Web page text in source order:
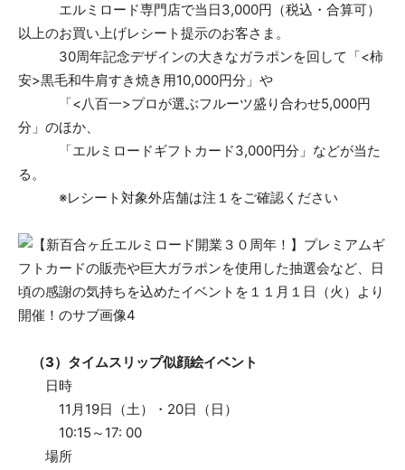
エルミロード専門店で当日3,000円（税込・合算可）
以上のお買い上げレシート提示のお客さま。
30周年記念デザインの大きなガラポンを回して「<柿
安>黒毛和牛肩すき焼き用10,000円分」や
「<八百一>プロが選ぶフルーツ盛り合わせ5,000円
分」のほか、
「エルミロードギフトカード3,000円分」などが当た
る。
※レシート対象外店舗は注１をご確認ください
（3）タイムスリップ似顔絵イベント
日時
11月19日（土）・20日（日）
10:15～17: 00
場所